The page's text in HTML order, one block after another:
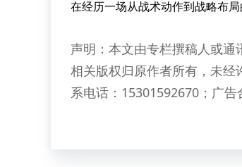
在经历一场从战术动作到战略布局
声明：本文由专栏撰稿人或通
相关版权归原作者所有，未
系电话：15301592670；广告